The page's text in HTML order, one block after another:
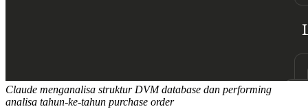
Claude menganalisa struktur DVM database dan performing
analisa tahun-ke-tahun purchase order